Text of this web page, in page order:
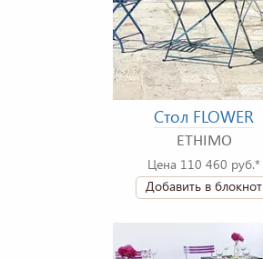
Стол FLOWER
ETHIMO
Цена 110 460 руб.*
Добавить в блокнот